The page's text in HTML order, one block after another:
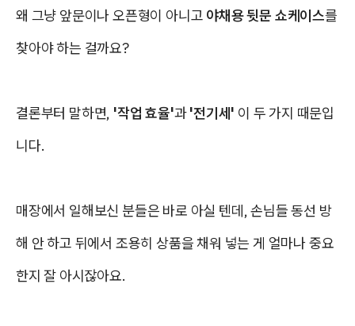
왜 그냥 앞문이나 오픈형이 아니고 야채용 뒷문 쇼케이스를
찾아야 하는 걸까요?
결론부터 말하면, '작업 효율'과'전기세' 이 두 가지 때문입
니다.
매장에서 일해보신 분들은 바로 아실 텐데, 손님들 동선 방
해 안 하고 뒤에서 조용히 상품을 채워 넣는 게 얼마나 중요
한지 잘 아시잖아요.